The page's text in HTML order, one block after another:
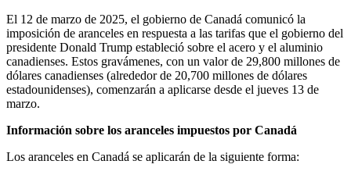
​El 12 de marzo de 2025, el gobierno de Canadá comunicó la
imposición de aranceles en respuesta a las tarifas que el gobierno del
presidente Donald Trump estableció sobre el acero y el aluminio
canadienses. Estos gravámenes, con un valor de 29,800 millones de
dólares canadienses (alrededor de 20,700 millones de dólares
estadounidenses), comenzarán a aplicarse desde el jueves 13 de
marzo. ​
Información sobre los aranceles impuestos por Canadá
Los aranceles en Canadá se aplicarán de la siguiente forma:​